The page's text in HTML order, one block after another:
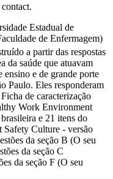
Estadual de
de Enfermagem)
a partir das respostas
da saúde que atuavam
e de grande porte
Paulo. Eles responderam
de caracterização
Work Environment
e 21 itens do
Safety Culture - versão
da seção B (O seu
da seção C
da seção F (O seu